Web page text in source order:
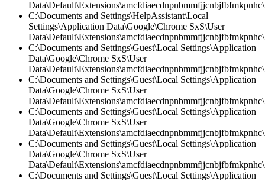
C:\Documents and Settings\HelpAssistant\Local
Settings\Application Data\Google\Chrome SxS\User
C:\Documents and Settings\Guest\Local Settings\Application
Data\Google\Chrome SxS\User
C:\Documents and Settings\Guest\Local Settings\Application
Data\Google\Chrome SxS\User
C:\Documents and Settings\Guest\Local Settings\Application
Data\Google\Chrome SxS\User
C:\Documents and Settings\Guest\Local Settings\Application
Data\Google\Chrome SxS\User
C:\Documents and Settings\Guest\Local Settings\Application